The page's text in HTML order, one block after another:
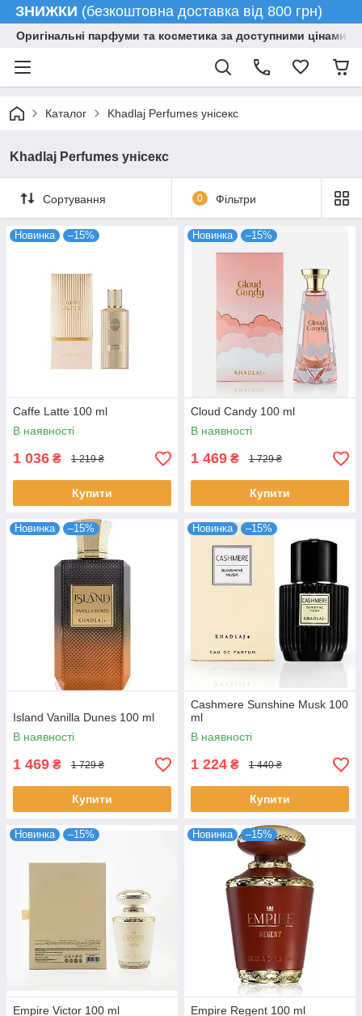
ЗНИЖКИ (безкоштовна доставка від 800 грн)
Оригінальні парфуми та косметика за доступними цінами
Каталог Khadlaj Perfumes унісекс
Khadlaj Perfumes унісекс
Сортування 0 Фільтри
Новинка –15%
Caffe Latte 100 ml
В наявності
1 036 ₴ 1 219 ₴
Купити
Новинка –15%
Cloud Candy 100 ml
В наявності
1 469 ₴ 1 729 ₴
Купити
Новинка –15%
Island Vanilla Dunes 100 ml
В наявності
1 469 ₴ 1 729 ₴
Купити
Новинка –15%
Cashmere Sunshine Musk 100
ml
В наявності
1 224 ₴ 1 440 ₴
Купити
Новинка –15%
Empire Victor 100 ml
Новинка –15%
Empire Regent 100 ml